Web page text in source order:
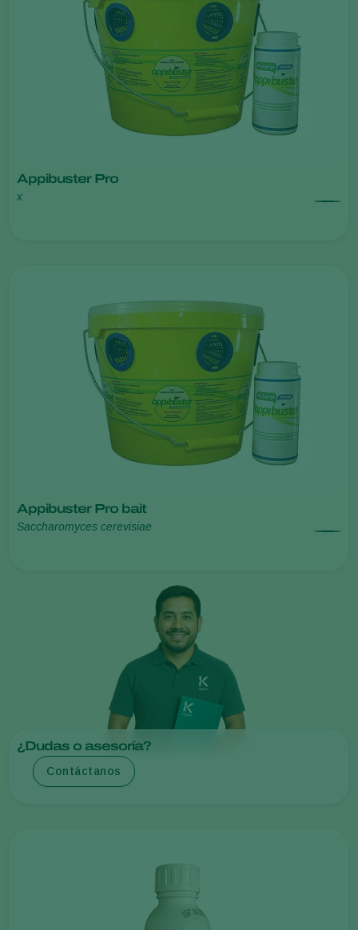
Appibuster Pro
x
Appibuster Pro bait
Saccharomyces cerevisiae
¿Dudas o asesoría?
Contáctanos